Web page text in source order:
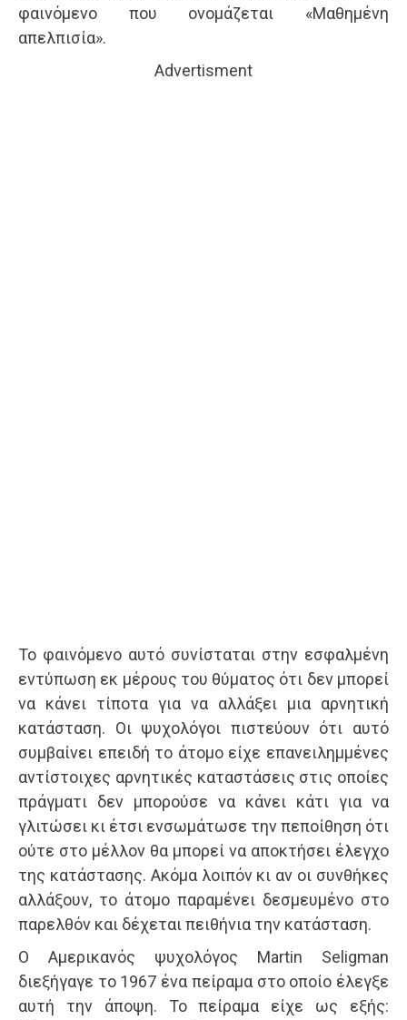
φαινόμενο που ονομάζεται «Μαθημένη
απελπισία».
Advertisment
Το φαινόμενο αυτό συνίσταται στην εσφαλμένη
εντύπωση εκ μέρους του θύματος ότι δεν μπορεί
να κάνει τίποτα για να αλλάξει μια αρνητική
κατάσταση. Οι ψυχολόγοι πιστεύουν ότι αυτό
συμβαίνει επειδή το άτομο είχε επανειλημμένες
αντίστοιχες αρνητικές καταστάσεις στις οποίες
πράγματι δεν μπορούσε να κάνει κάτι για να
γλιτώσει κι έτσι ενσωμάτωσε την πεποίθηση ότι
ούτε στο μέλλον θα μπορεί να αποκτήσει έλεγχο
της κατάστασης. Ακόμα λοιπόν κι αν οι συνθήκες
αλλάξουν, το άτομο παραμένει δεσμευμένο στο
παρελθόν και δέχεται πειθήνια την κατάσταση.
Ο Αμερικανός ψυχολόγος Martin Seligman
διεξήγαγε το 1967 ένα πείραμα στο οποίο έλεγξε
αυτή την άποψη. Το πείραμα είχε ως εξής: